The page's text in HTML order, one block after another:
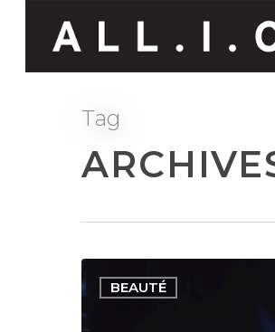
Hit enter to
Tag
BEAUTÉ